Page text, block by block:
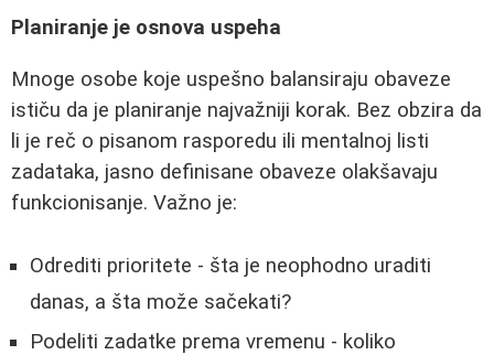
Planiranje je osnova uspeha
Mnoge osobe koje uspešno balansiraju obaveze
ističu da je planiranje najvažniji korak. Bez obzira da
li je reč o pisanom rasporedu ili mentalnoj listi
zadataka, jasno definisane obaveze olakšavaju
funkcionisanje. Važno je:
Odrediti prioritete - šta je neophodno uraditi
danas, a šta može sačekati?
Podeliti zadatke prema vremenu - koliko